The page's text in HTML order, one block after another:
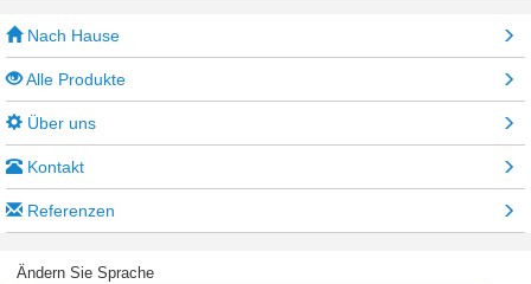
Nach Hause
Alle Produkte
Über uns
Kontakt
Referenzen
Ändern Sie Sprache